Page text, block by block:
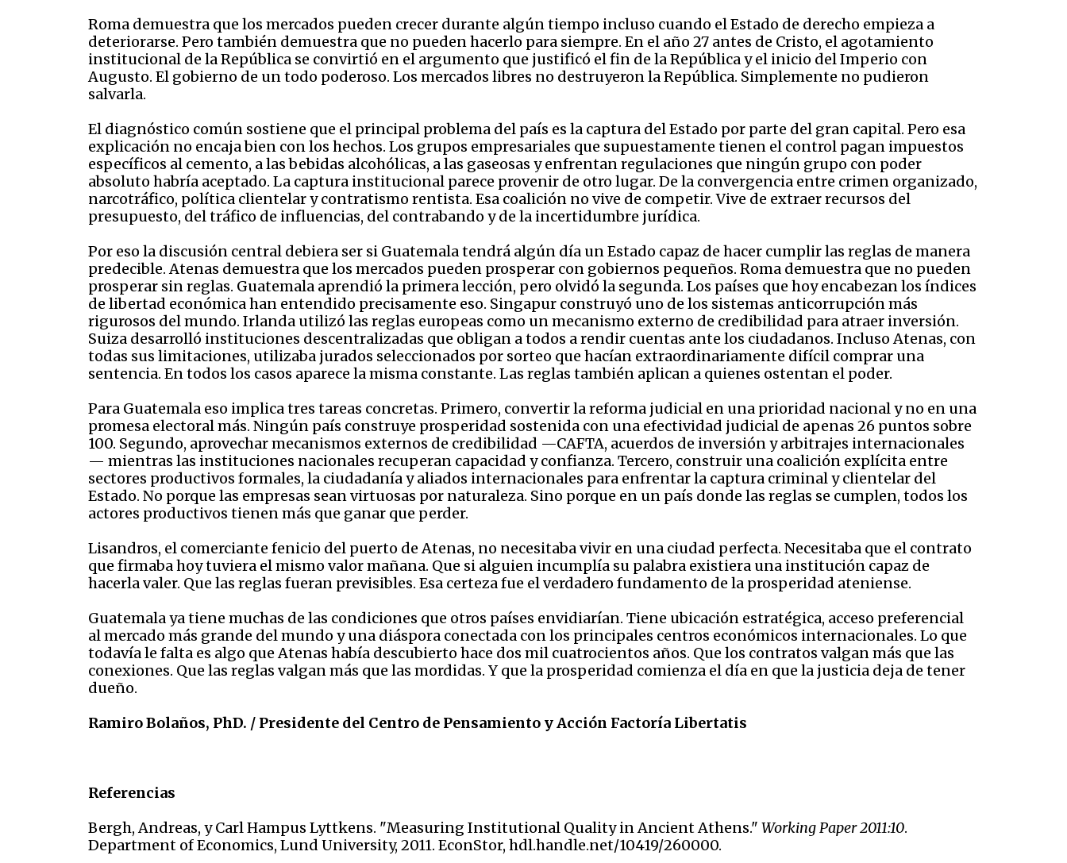
Roma demuestra que los mercados pueden crecer durante algún tiempo incluso cuando el Estado de derecho empieza a
deteriorarse. Pero también demuestra que no pueden hacerlo para siempre. En el año 27 antes de Cristo, el agotamiento
institucional de la República se convirtió en el argumento que justificó el fin de la República y el inicio del Imperio con
Augusto. El gobierno de un todo poderoso. Los mercados libres no destruyeron la República. Simplemente no pudieron
salvarla.
El diagnóstico común sostiene que el principal problema del país es la captura del Estado por parte del gran capital. Pero esa
explicación no encaja bien con los hechos. Los grupos empresariales que supuestamente tienen el control pagan impuestos
específicos al cemento, a las bebidas alcohólicas, a las gaseosas y enfrentan regulaciones que ningún grupo con poder
absoluto habría aceptado. La captura institucional parece provenir de otro lugar. De la convergencia entre crimen organizado,
narcotráfico, política clientelar y contratismo rentista. Esa coalición no vive de competir. Vive de extraer recursos del
presupuesto, del tráfico de influencias, del contrabando y de la incertidumbre jurídica.
Por eso la discusión central debiera ser si Guatemala tendrá algún día un Estado capaz de hacer cumplir las reglas de manera
predecible. Atenas demuestra que los mercados pueden prosperar con gobiernos pequeños. Roma demuestra que no pueden
prosperar sin reglas. Guatemala aprendió la primera lección, pero olvidó la segunda. Los países que hoy encabezan los índices
de libertad económica han entendido precisamente eso. Singapur construyó uno de los sistemas anticorrupción más
rigurosos del mundo. Irlanda utilizó las reglas europeas como un mecanismo externo de credibilidad para atraer inversión.
Suiza desarrolló instituciones descentralizadas que obligan a todos a rendir cuentas ante los ciudadanos. Incluso Atenas, con
todas sus limitaciones, utilizaba jurados seleccionados por sorteo que hacían extraordinariamente difícil comprar una
sentencia. En todos los casos aparece la misma constante. Las reglas también aplican a quienes ostentan el poder.
Para Guatemala eso implica tres tareas concretas. Primero, convertir la reforma judicial en una prioridad nacional y no en una
promesa electoral más. Ningún país construye prosperidad sostenida con una efectividad judicial de apenas 26 puntos sobre
100. Segundo, aprovechar mecanismos externos de credibilidad —CAFTA, acuerdos de inversión y arbitrajes internacionales
— mientras las instituciones nacionales recuperan capacidad y confianza. Tercero, construir una coalición explícita entre
sectores productivos formales, la ciudadanía y aliados internacionales para enfrentar la captura criminal y clientelar del
Estado. No porque las empresas sean virtuosas por naturaleza. Sino porque en un país donde las reglas se cumplen, todos los
actores productivos tienen más que ganar que perder.
Lisandros, el comerciante fenicio del puerto de Atenas, no necesitaba vivir en una ciudad perfecta. Necesitaba que el contrato
que firmaba hoy tuviera el mismo valor mañana. Que si alguien incumplía su palabra existiera una institución capaz de
hacerla valer. Que las reglas fueran previsibles. Esa certeza fue el verdadero fundamento de la prosperidad ateniense.
Guatemala ya tiene muchas de las condiciones que otros países envidiarían. Tiene ubicación estratégica, acceso preferencial
al mercado más grande del mundo y una diáspora conectada con los principales centros económicos internacionales. Lo que
todavía le falta es algo que Atenas había descubierto hace dos mil cuatrocientos años. Que los contratos valgan más que las
conexiones. Que las reglas valgan más que las mordidas. Y que la prosperidad comienza el día en que la justicia deja de tener
dueño.
Ramiro Bolaños, PhD. / Presidente del Centro de Pensamiento y Acción Factoría Libertatis
Referencias
Bergh, Andreas, y Carl Hampus Lyttkens. "Measuring Institutional Quality in Ancient Athens." Working Paper 2011:10.
Department of Economics, Lund University, 2011. EconStor, hdl.handle.net/10419/260000.